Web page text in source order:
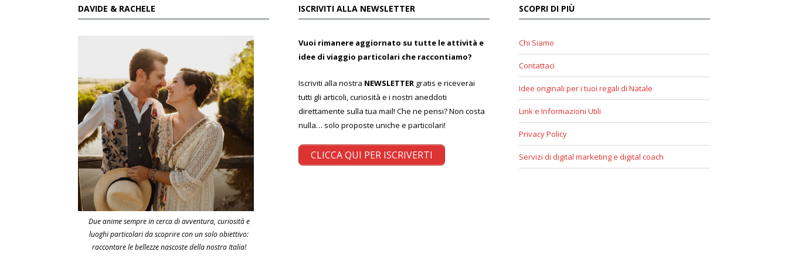
DAVIDE & RACHELE
Due anime sempre in cerca di avventura, curiosità e
luoghi particolari da scoprire con un solo obiettivo:
raccontare le bellezze nascoste della nostra Italia!
ISCRIVITI ALLA NEWSLETTER
Vuoi rimanere aggiornato su tutte le attività e
idee di viaggio particolari che raccontiamo?
Iscriviti alla nostra NEWSLETTER gratis e riceverai
tutti gli articoli, curiosità e i nostri aneddoti
direttamente sulla tua mail! Che ne pensi? Non costa
nulla… solo proposte uniche e particolari!
CLICCA QUI PER ISCRIVERTI
SCOPRI DI PIÙ
Chi Siamo
Contattaci
Idee originali per i tuoi regali di Natale
Link e Informazioni Utili
Privacy Policy
Servizi di digital marketing e digital coach